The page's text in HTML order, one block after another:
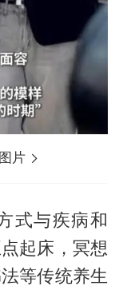
片
式与疾病和
起床，冥想
等传统养生